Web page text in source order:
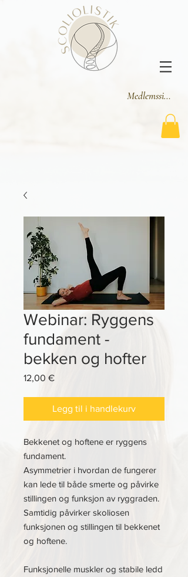
Medlemssider
Webinar: Ryggens
fundament -
bekken og hofter
12,00 €Pris
Legg til i handlekurv
Bekkenet og hoftene er ryggens
fundament.
Asymmetrier i hvordan de fungerer
kan lede til både smerte og påvirke
stillingen og funksjon av ryggraden.
Samtidig påvirker skoliosen
funksjonen og stillingen til bekkenet
og hoftene.
Funksjonelle muskler og stabile ledd